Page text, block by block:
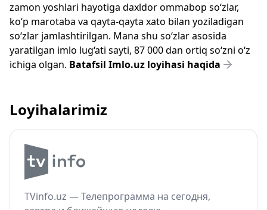
zamon yoshlari hayotiga daxldor ommabop so‘zlar,
ko‘p marotaba va qayta-qayta xato bilan yoziladigan
so‘zlar jamlashtirilgan. Mana shu so‘zlar asosida
yaratilgan imlo lug‘ati sayti, 87 000 dan ortiq so‘zni o‘z
ichiga olgan. Batafsil Imlo.uz loyihasi haqida
Loyihalarimiz
TVinfo.uz — Телепрограмма на сегодня,